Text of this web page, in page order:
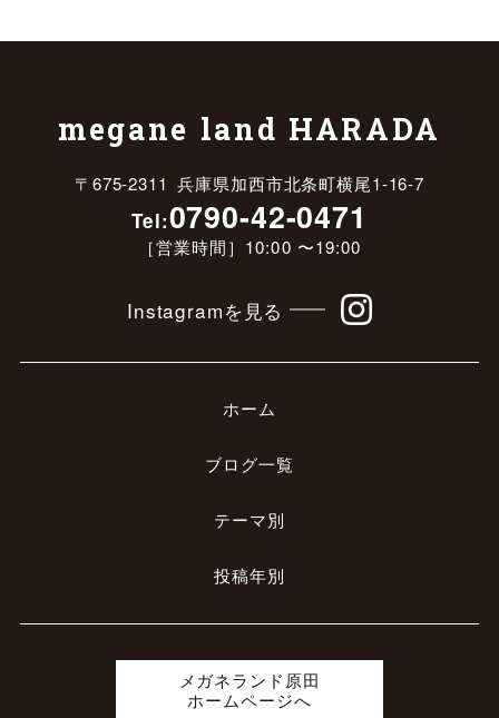
megane land HARADA
〒675-2311 兵庫県加西市北条町横尾1-16-7
Tel:0790-42-0471
［営業時間］10:00 〜19:00
Instagramを見る
ホーム
ブログ一覧
テーマ別
投稿年別
メガネランド原田
ホームページへ